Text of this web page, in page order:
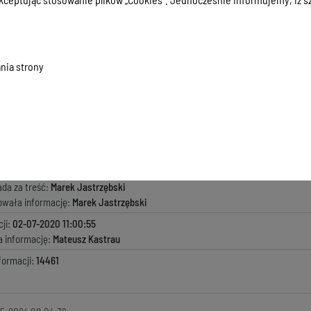
i Transportu,
wyznaczone przez Starostę zadania, zapewnia w
oraz koordynuje i kontroluje działalność podporządkowanych
za treść: Marek Jastrzębski
informację: Marek Jastrzębski
02-07-2020 11:00:55
informację: Mateusz Kastrau
14461
strony